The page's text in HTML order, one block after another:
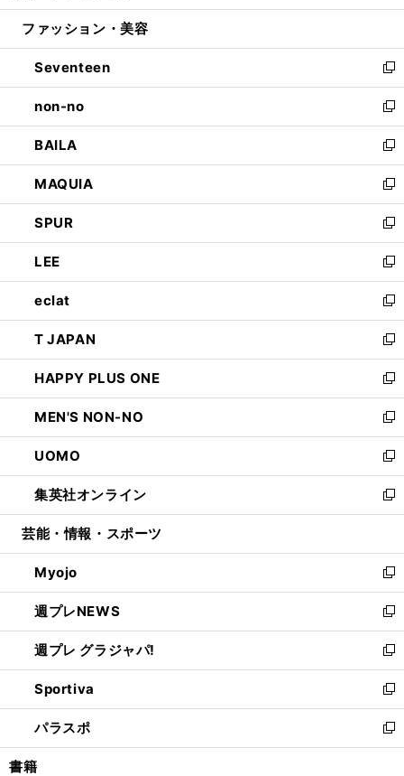
開
ウ
開
く
ン
ウ
で
開
く
ウ
ン
ド
ウ
で
開
く
ファッション・美容
Seventeen
新
し
い
ウ
ィ
ン
ド
ウ
で
開
く
non-no
新
し
い
ウ
ィ
ン
ド
ウ
で
開
く
BAILA
新
し
い
ウ
ィ
ン
ド
ウ
で
開
く
MAQUIA
新
し
い
ウ
ィ
ン
ド
ウ
で
開
く
SPUR
新
し
い
ウ
ィ
ン
ド
ウ
で
開
く
LEE
新
し
い
ウ
ィ
ン
ド
ウ
で
開
く
eclat
新
し
い
ウ
ィ
ン
ド
ウ
で
開
く
T JAPAN
新
し
い
ウ
ィ
ン
ド
ウ
で
開
HAPPY PLUS ONE
新
し
い
ウ
ィ
ン
ド
ウ
開
く
MEN'S NON-NO
新
し
い
ウ
ィ
ン
ウ
で
開
く
UOMO
新
し
い
ウ
ン
ド
ウ
で
開
く
集英社オンライン
新
し
ウ
ィ
ン
ド
ウ
で
開
く
芸能・情報・スポーツ
Myojo
新
し
い
ウ
ィ
ン
ド
ウ
で
開
週プレNEWS
新
し
い
ウ
ィ
ン
ド
ウ
週プレ グラジャパ!
新
し
い
ウ
ィ
ン
Sportiva
新
し
い
ウ
パラスポ
新
し
書籍